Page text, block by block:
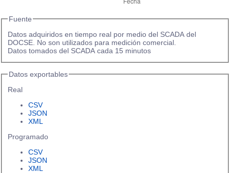
Fuente
Datos adquiridos en tiempo real por medio del SCADA del
DOCSE. No son utilizados para medición comercial.
Datos tomados del SCADA cada 15 minutos
Datos exportables
Real
CSV
JSON
XML
Programado
CSV
JSON
XML